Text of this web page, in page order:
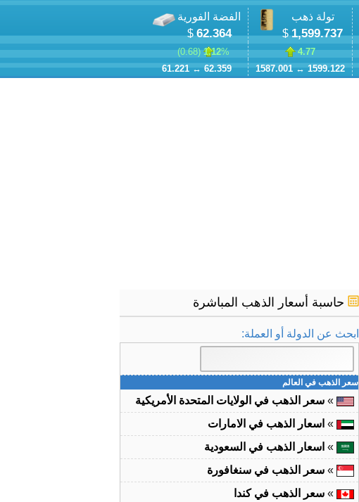
تولة ذهب
1,599.737
$
4.77
1599.122
↔
1587.001
الفضة الفورية
62.364
$
1.12% (
0.68
)
62.359
↔
61.221
حاسبة أسعار الذهب المباشرة
ابحث عن الدولة أو العملة:
سعر الذهب في العالم
» سعر الذهب في الولايات المتحدة الأمريكية
» اسعار الذهب في الامارات
» اسعار الذهب في السعودية
» سعر الذهب في سنغافورة
» سعر الذهب في كندا